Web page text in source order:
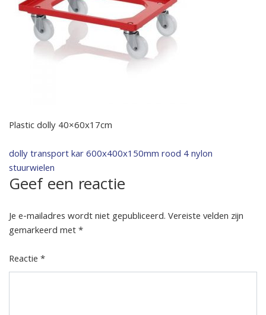
Plastic dolly 40×60x17cm
Bericht
navigatie
dolly transport kar 600x400x150mm rood 4 nylon
stuurwielen
Geef een reactie
Je e-mailadres wordt niet gepubliceerd.Vereiste velden zijn
gemarkeerd met*
Reactie*